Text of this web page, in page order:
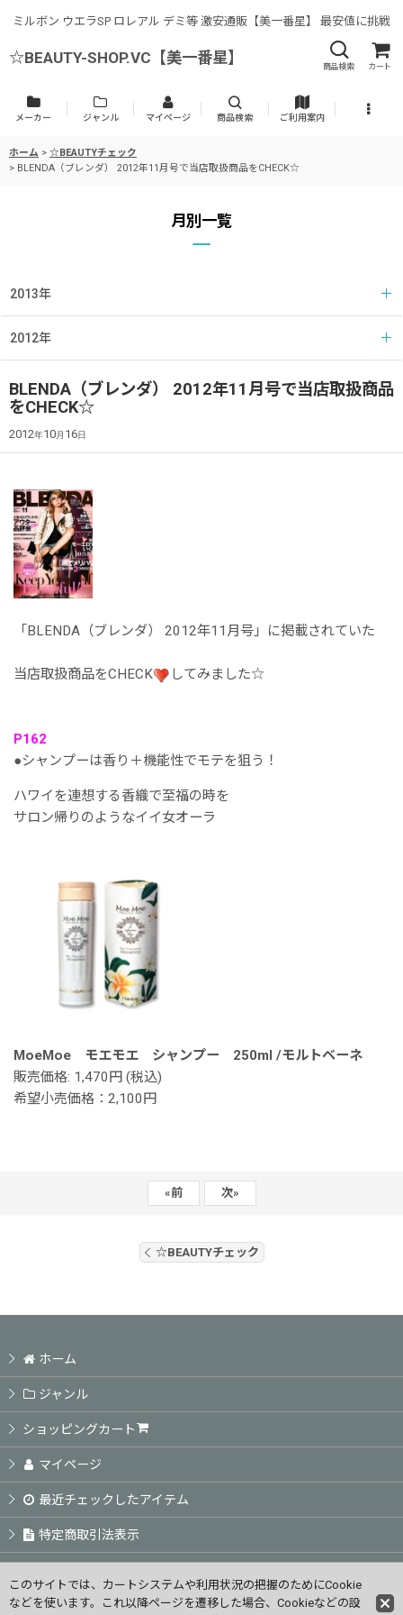
ミルボン ウエラSP ロレアル デミ等 激安通販【美一番星】 最安値に挑戦
☆BEAUTY-SHOP.VC【美一番星】
商品検索 カート
メーカー ジャンル マイページ 商品検索 ご利用案内
ホーム > ☆BEAUTYチェック
> BLENDA（ブレンダ） 2012年11月号で当店取扱商品をCHECK☆
BLENDA（ブレンダ） 2012年11月号で当店取扱商品
をCHECK☆
2012年10月 16日
「BLENDA（ブレンダ） 2012年11月号」に掲載されていた
当店取扱商品をCHECK してみました☆
P162
●シャンプーは香り＋機能性でモテを狙う！
ハワイを連想する香織で至福の時を
サロン帰りのようなイイ女オーラ
MoeMoe モエモエ シャンプー 250ml /モルトベーネ
販売価格: 1,470円 (税込)
希望小売価格：2,100円
«前 次»
☆BEAUTYチェック
月別一覧
2013年
2012年
ホーム
ジャンル
ショッピングカート
マイページ
最近チェックしたアイテム
特定商取引法表示
お問い合せ
このサイトでは、カートシステムや利用状況の把握のためにCookie
などを使います。これ以降ページを遷移した場合、Cookieなどの設